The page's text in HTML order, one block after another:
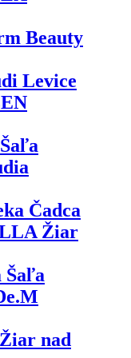
Beauty
Levice
Čadca
Žiar
Šaľa
nad